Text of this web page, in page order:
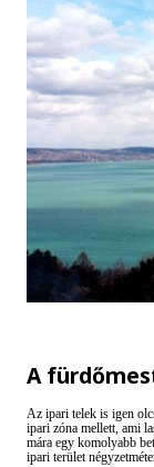
A
Az ipari telek is igen
ipari zóna mellett, ami
mára egy komolyabb
ipari terület